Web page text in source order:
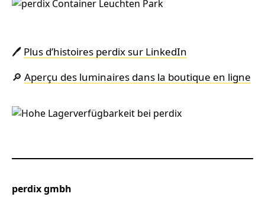
🖊️ Plus d’histoires perdix sur LinkedIn
🔎 Aperçu des luminaires dans la boutique en ligne
perdix gmbh